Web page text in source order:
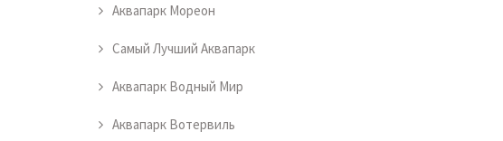
Аквапарк Мореон
Самый Лучший Аквапарк
Аквапарк Водный Мир
Аквапарк Вотервиль